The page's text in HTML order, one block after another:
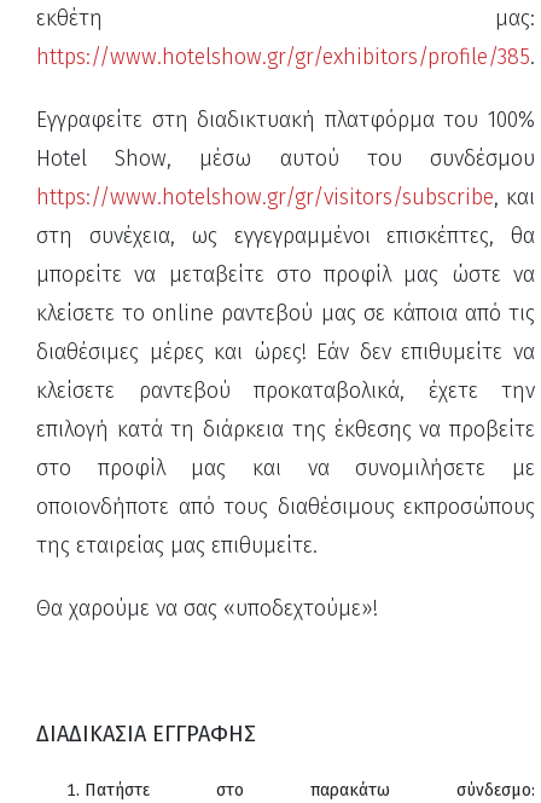
εκθέτη μας:
https://www.hotelshow.gr/gr/exhibitors/profile/385.
Εγγραφείτε στη διαδικτυακή πλατφόρμα του 100%
Hotel Show, μέσω αυτού του συνδέσμου
https://www.hotelshow.gr/gr/visitors/subscribe, και
στη συνέχεια, ως εγγεγραμμένοι επισκέπτες, θα
μπορείτε να μεταβείτε στο προφίλ μας ώστε να
κλείσετε το online ραντεβού μας σε κάποια από τις
διαθέσιμες μέρες και ώρες! Εάν δεν επιθυμείτε να
κλείσετε ραντεβού προκαταβολικά, έχετε την
επιλογή κατά τη διάρκεια της έκθεσης να προβείτε
στο προφίλ μας και να συνομιλήσετε με
οποιονδήποτε από τους διαθέσιμους εκπροσώπους
της εταιρείας μας επιθυμείτε.
Θα χαρούμε να σας «υποδεχτούμε»!
ΔΙΑΔΙΚΑΣΙΑ ΕΓΓΡΑΦΗΣ
Πατήστε στο παρακάτω σύνδεσμο: